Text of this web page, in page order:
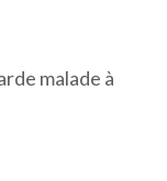
malade à